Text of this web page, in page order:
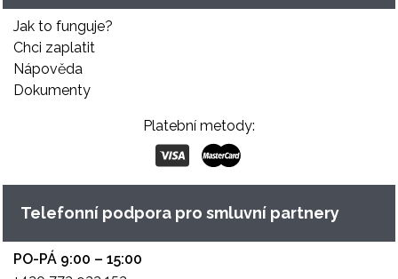
Jak to funguje?
Chci zaplatit
Nápověda
Dokumenty
Platební metody:
Telefonní podpora pro smluvní partnery
PO-PÁ 9:00 – 15:00